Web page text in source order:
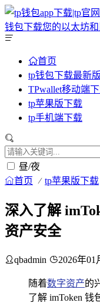
首页
tp钱包下载最新
TPwallet移动端
tp苹果版下载
tp手机端下载
昼/夜
首页 tp苹果版下载
深入了解
资产安全
qbadmin 2026年01
随着数字资产的
了解 imToken 钱